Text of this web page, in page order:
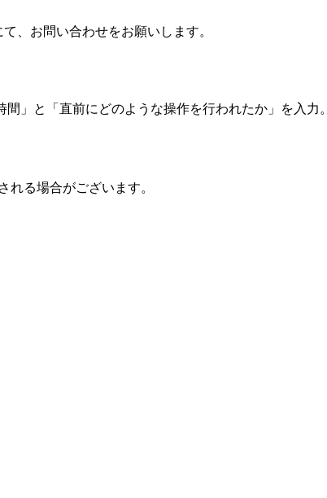
、お問い合わせをお願いします。
」と「直前にどのような操作を行われたか」を入力。
る場合がございます。